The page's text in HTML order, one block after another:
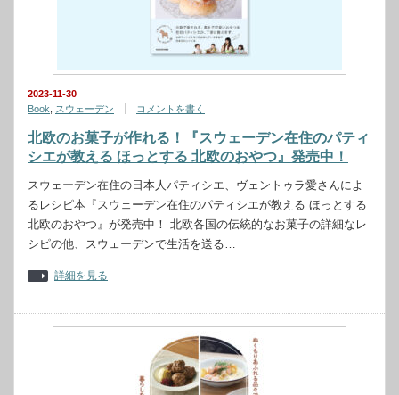
2023-11-30
Book
スウェーデン コメントを書く
北欧のお菓子が作れる！『スウェーデン在住のパティ
シエが教える ほっとする 北欧のおやつ』発売中！
スウェーデン在住の日本人パティシエ、ヴェントゥラ愛さんによ
るレシピ本『スウェーデン在住のパティシエが教える ほっとする
北欧のおやつ』が発売中！ 北欧各国の伝統的なお菓子の詳細なレ
シピの他、スウェーデンで生活を送る…
詳細を見る